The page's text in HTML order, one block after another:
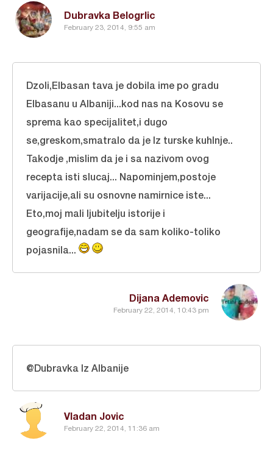
Dubravka Belogrlic
February 23, 2014, 9:55 am
Dijana Ademovic
February 22, 2014, 10:43 pm
Dzoli,Elbasan tava je dobila ime po gradu
Elbasanu u Albaniji...kod nas na Kosovu se
sprema kao specijalitet,i dugo
se,greskom,smatralo da je Iz turske kuhInje..
Takodje ,mislim da je i sa nazivom ovog
recepta isti slucaj... Napominjem,postoje
varijacije,ali su osnovne namirnice iste...
Eto,moj mali ljubitelju istorije i
geografije,nadam se da sam koliko-toliko
pojasnila...
Vladan Jovic
February 22, 2014, 11:36 am
@Dubravka Iz Albanije